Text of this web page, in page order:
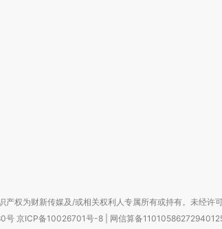
产权为财新传媒及/或相关权利人专属所有或持有。未经许
号京ICP备10026701号-8 网信算备